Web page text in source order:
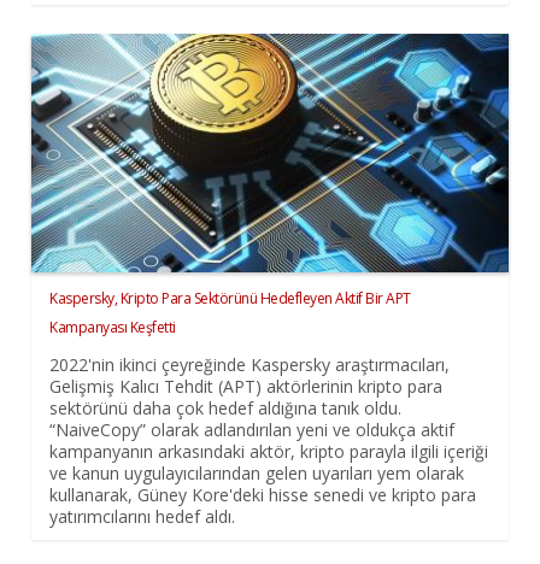
Kaspersky, Kripto Para Sektörünü Hedefleyen Aktif Bir APT
Kampanyası Keşfetti
2022'nin ikinci çeyreğinde Kaspersky araştırmacıları,
Gelişmiş Kalıcı Tehdit (APT) aktörlerinin kripto para
sektörünü daha çok hedef aldığına tanık oldu.
“NaiveCopy” olarak adlandırılan yeni ve oldukça aktif
kampanyanın arkasındaki aktör, kripto parayla ilgili içeriği
ve kanun uygulayıcılarından gelen uyarıları yem olarak
kullanarak, Güney Kore'deki hisse senedi ve kripto para
yatırımcılarını hedef aldı.